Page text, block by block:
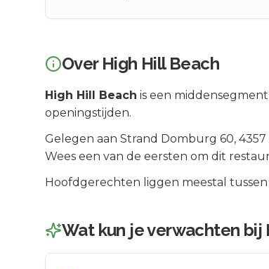
Over High Hill Beach
High Hill Beach is een middensegment
openingstijden.
Gelegen aan Strand Domburg 60, 4357
Wees een van de eersten om dit
Hoofdgerechten liggen meestal
Wat kun je verwachten bij